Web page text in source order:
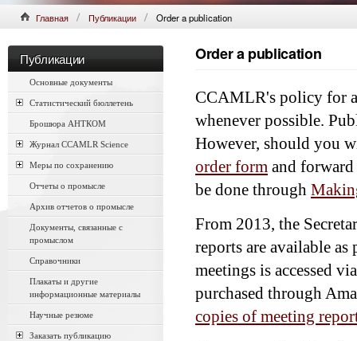
Главная Публикации Order a publication
Публикации
Основные документы
Статистический бюллетень
Брошюра АНТКОМ
Журнал CCAMLR Science
Меры по сохранению
Отчеты о промысле
Архив отчетов о промысле
Документы, связанные с
промыслом
Справочники
Плакаты и другие
информационные материалы
Научные резюме
Заказать публикацию
Order a publication
CCAMLR's policy for a
whenever possible.
However, should you
order form and
be done through
From 2013, the
reports are available
meetings is accessed
purchased through
copies of meeting